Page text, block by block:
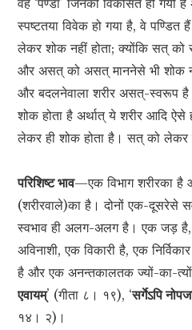
वह ‘पण्डा’ जिनकी विकसित हो
स्पष्टतया विवेक हो गया है, वे
लेकर शोक नहीं होता; क्योंकि सत् को
और असत् को असत् माननेसे भी शोक
और बदलनेवाला शरीर असत्-स्वरूप
शोक होता है अर्थात् ये शरीर आदि
लेकर ही शोक होता है। सत् को लेकर
परिशिष्ट भाव—एक विभाग शरीरका है
(शरीरवाले)का है। दोनों एक-दूसरेसे
स्वभाव ही अलग-अलग है। एक जड़
अविनाशी, एक विकारी है, एक
है और एक अनन्तकालतक ज्यों-का-
एवायम्’ (गीता ८। १९), ‘सर्गेऽपि
१४। २)।